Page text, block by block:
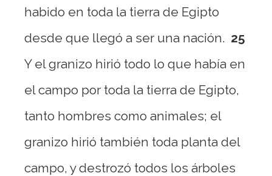
habido en toda la tierra de Egipto
desde que llegó a ser una nación. 25
Y el granizo hirió todo lo que había en
el campo por toda la tierra de Egipto,
tanto hombres como animales; el
granizo hirió también toda planta del
campo, y destrozó todos los árboles